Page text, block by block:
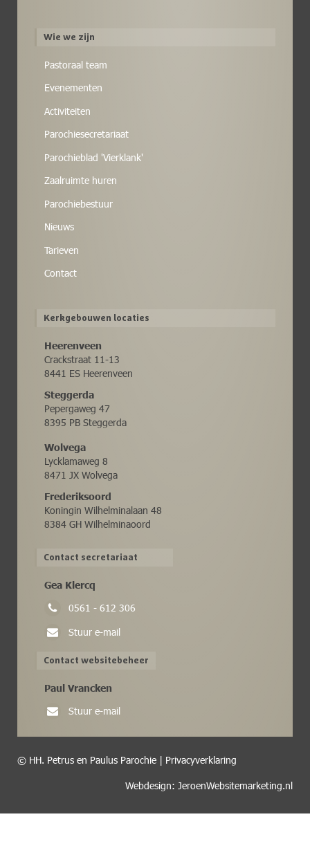
Wie we zijn
Pastoraal team
Evenementen
Activiteiten
Parochiesecretariaat
Parochieblad 'Vierklank'
Zaalruimte huren
Parochiebestuur
Nieuws
Tarieven
Contact
Kerkgebouwen locaties
Heerenveen
Crackstraat 11-13
8441 ES Heerenveen
Steggerda
Pepergaweg 47
8395 PB Steggerda
Wolvega
Lycklamaweg 8
8471 JX Wolvega
Frederiksoord
Koningin Wilhelminalaan 48
8384 GH Wilhelminaoord
Contact secretariaat
Gea Klercq
0561 - 612 306
Stuur e-mail
Contact websitebeheer
Paul Vrancken
Stuur e-mail
© HH. Petrus en Paulus Parochie | Privacyverklaring
Webdesign: JeroenWebsitemarketing.nl